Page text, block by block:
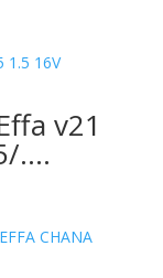
v21
….